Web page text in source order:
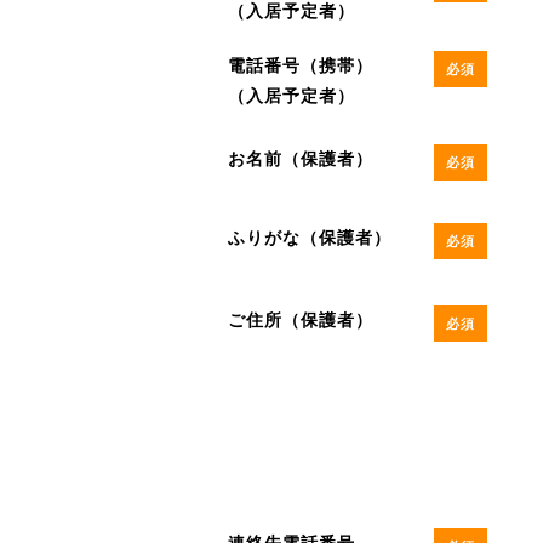
（入居予定者）
電話番号（携帯）
（入居予定者）
必須
お名前（保護者） 必須
ふりがな（保護者） 必須
ご住所（保護者） 必須